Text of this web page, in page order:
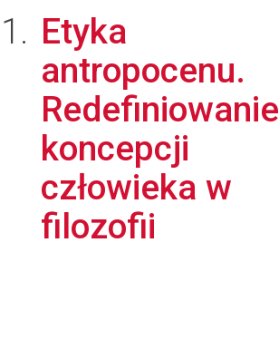
Etyka
antropocenu.
Redefiniowanie
koncepcji
człowieka w
filozofii